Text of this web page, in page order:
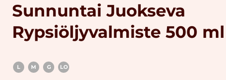
Sunnuntai Juokseva
Rypsiöljyvalmiste 500 ml
L M G LO